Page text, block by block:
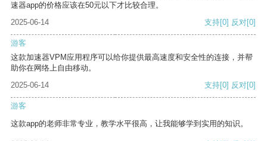
速器app的价格应该在50元以下才比较合理。
2025-06-14
支持[0] 反对[0]
游客
这款加速器VPM应用程序可以给你提供最高速度和安全性的连接，并帮
助你在网络上自由移动。
2025-06-14
支持[0] 反对[0]
游客
这款app的老师非常专业，教学水平很高，让我能够学到实用的知识。